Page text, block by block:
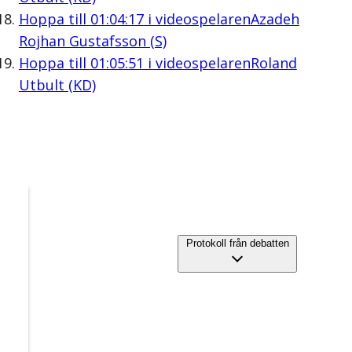
Hoppa till 01:04:17i videospelarenAzadeh
Rojhan Gustafsson (S)
Hoppa till 01:05:51 i videospelarenRoland
Utbult (KD)
Protokoll från debatten